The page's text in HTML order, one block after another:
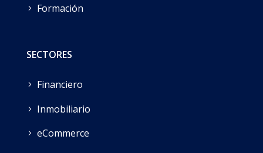
w
t
s
Formación
SECTORES
Financiero
Inmobiliario
eCommerce